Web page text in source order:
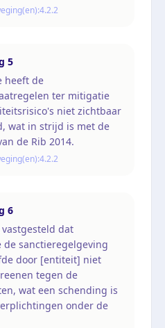
4.2.2
5
heeft de
ter mitigatie
niet zichtbaar
wat in strijd is met de
de Rib 2014.
4.2.2
6
vastgesteld dat
de sanctieregelgeving
door [entiteit] niet
tegen de
wat een schending is
onder de